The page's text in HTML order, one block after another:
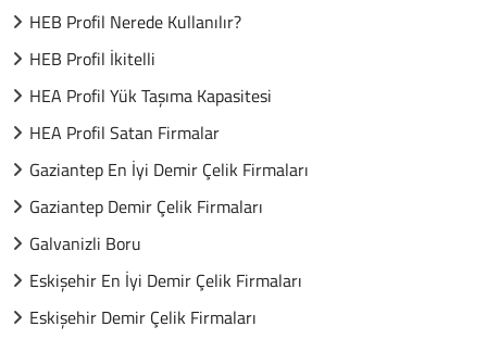
HEB Profil Nerede Kullanılır?
HEB Profil İkitelli
HEA Profil Yük Taşıma Kapasitesi
HEA Profil Satan Firmalar
Gaziantep En İyi Demir Çelik Firmaları
Gaziantep Demir Çelik Firmaları
Galvanizli Boru
Eskişehir En İyi Demir Çelik Firmaları
Eskişehir Demir Çelik Firmaları